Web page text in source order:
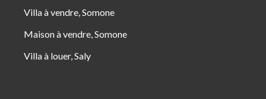
Villa à vendre, Somone
Maison à vendre, Somone
Villa à louer, Saly